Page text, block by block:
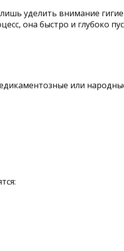
уделить внимание
она быстро и глубоко
или